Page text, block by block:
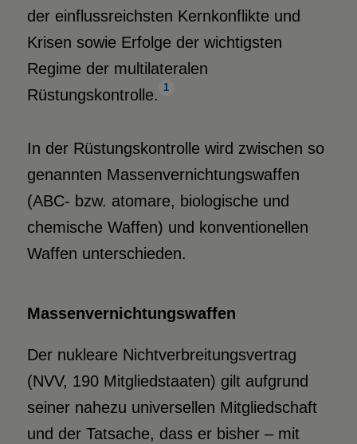
der einflussreichsten Kernkonflikte und
Krisen sowie Erfolge der wichtigsten
Regime der multilateralen
Rüstungskontrolle. 1
In der Rüstungskontrolle wird zwischen so
genannten Massenvernichtungswaffen
(ABC- bzw. atomare, biologische und
chemische Waffen) und konventionellen
Waffen unterschieden.
Massenvernichtungswaffen
Der nukleare Nichtverbreitungsvertrag
(NVV, 190 Mitgliedstaaten) gilt aufgrund
seiner nahezu universellen Mitgliedschaft
und der Tatsache, dass er bisher – mit